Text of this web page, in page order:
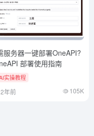
服务器一键部署OneAPI?
部署使用指南
实操教程
2年前 105K